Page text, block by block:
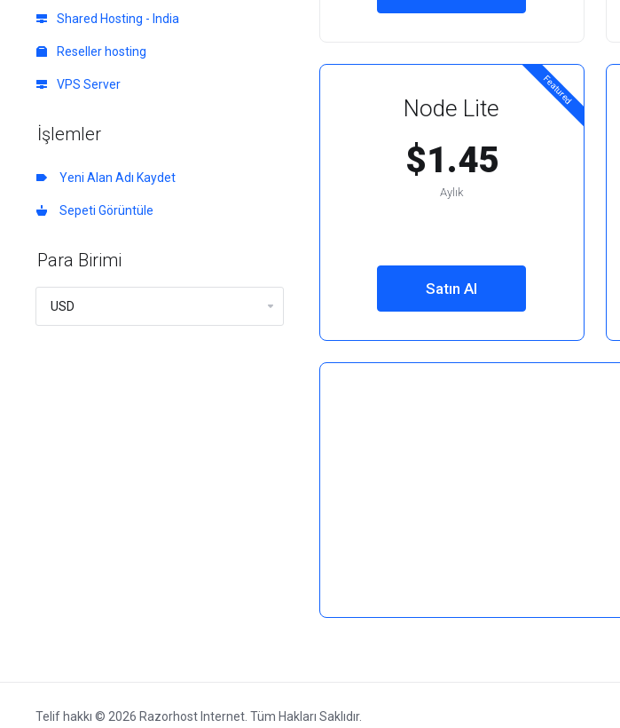
Shared Hosting - India
Reseller hosting
VPS Server
İşlemler
Yeni Alan Adı Kaydet
Sepeti Görüntüle
Para Birimi
Featured
Node Lite
$1.45
Aylık
Satın Al
Telif hakkı © 2026 Razorhost Internet. Tüm Hakları Saklıdır.